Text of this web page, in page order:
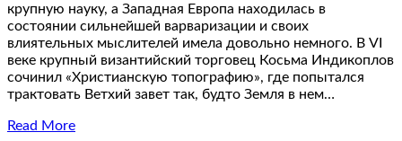
крупную науку, а Западная Европа находилась в
состоянии сильнейшей варваризации и своих
влиятельных мыслителей имела довольно немного. В VI
веке крупный византийский торговец Косьма Индикоплов
сочинил «Христианскую топографию», где попытался
трактовать Ветхий завет так, будто Земля в нем…
Read More